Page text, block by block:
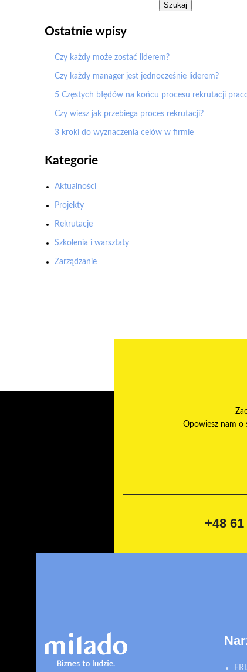
Szukaj
Ostatnie wpisy
Czy każdy może zostać liderem?
Czy każdy manager jest jednocześnie liderem?
5 Częstych błędów na końcu procesu rekrutacji
Czy wiesz jak przebiega proces rekrutacji?
3 kroki do wyznaczenia celów w firmie
Kategorie
Aktualności
Projekty
Rekrutacje
Szkolenia i warsztaty
Zarządzanie
Opowiesz nam o
+48